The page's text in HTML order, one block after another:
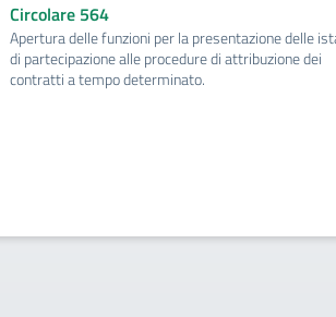
Circolare 564
Apertura delle funzioni per la presentazione delle
di partecipazione alle procedure di attribuzione dei
contratti a tempo determinato.